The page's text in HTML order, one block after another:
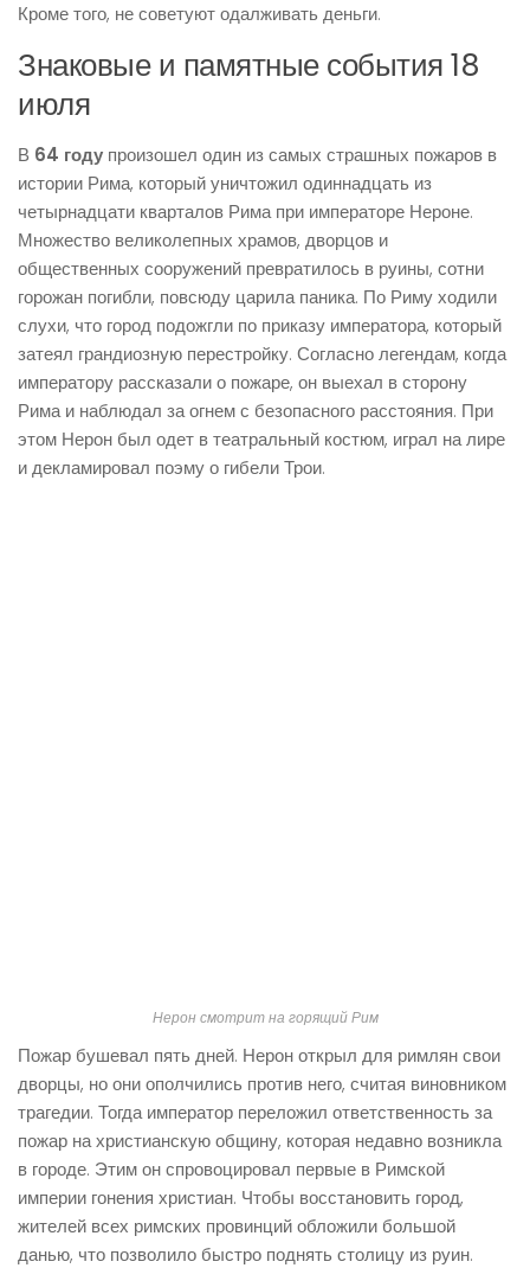
Кроме того, не советуют одалживать деньги.
Знаковые и памятные события 18
июля
В 64 году произошел один из самых страшных пожаров в
истории Рима, который уничтожил одиннадцать из
четырнадцати кварталов Рима при императоре Нероне.
Множество великолепных храмов, дворцов и
общественных сооружений превратилось в руины, сотни
горожан погибли, повсюду царила паника. По Риму ходили
слухи, что город подожгли по приказу императора, который
затеял грандиозную перестройку. Согласно легендам, когда
императору рассказали о пожаре, он выехал в сторону
Рима и наблюдал за огнем с безопасного расстояния. При
этом Нерон был одет в театральный костюм, играл на лире
и декламировал поэму о гибели Трои.
Нерон смотрит на горящий Рим
Пожар бушевал пять дней. Нерон открыл для римлян свои
дворцы, но они ополчились против него, считая виновником
трагедии. Тогда император переложил ответственность за
пожар на христианскую общину, которая недавно возникла
в городе. Этим он спровоцировал первые в Римской
империи гонения христиан. Чтобы восстановить город,
жителей всех римских провинций обложили большой
данью, что позволило быстро поднять столицу из руин.